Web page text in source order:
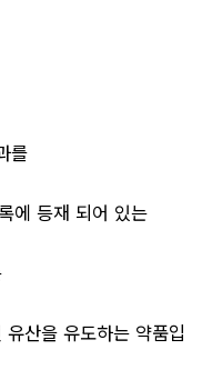
를
에 등재 되어 있는
산을 유도하는 약품입